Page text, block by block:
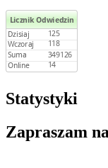
Statystyki
Zapraszam